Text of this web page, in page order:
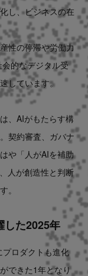
し、ビジネスの在
性の停滞や労働力
的なデジタル受
しています。
、AIがもたらす構
契約審査、ガバナ
や「人がAIを補助
人が創造性と判断
。
した2025年
ロダクトも進化
できた1年となり